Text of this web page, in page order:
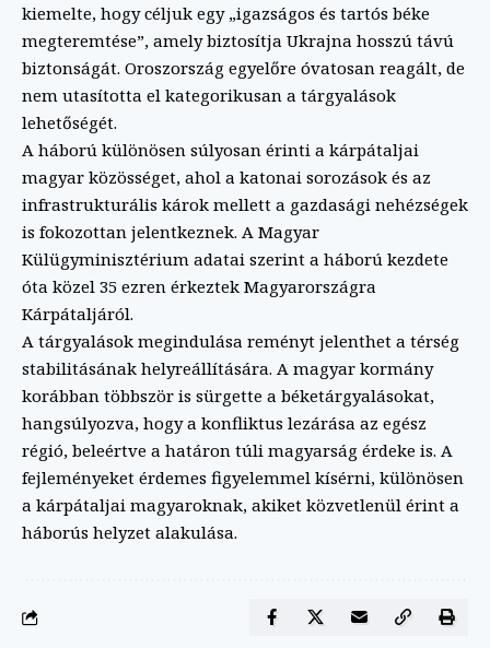
kiemelte, hogy céljuk egy „igazságos és tartós béke
megteremtése”, amely biztosítja Ukrajna hosszú távú
biztonságát. Oroszország egyelőre óvatosan reagált, de
nem utasította el kategorikusan a tárgyalások
lehetőségét.
A háború különösen súlyosan érinti a kárpátaljai
magyar közösséget, ahol a katonai sorozások és az
infrastrukturális károk mellett a gazdasági nehézségek
is fokozottan jelentkeznek. A Magyar
Külügyminisztérium adatai szerint a háború kezdete
óta közel 35 ezren érkeztek Magyarországra
Kárpátaljáról.
A tárgyalások megindulása reményt jelenthet a térség
stabilitásának helyreállítására. A magyar kormány
korábban többször is sürgette a béketárgyalásokat,
hangsúlyozva, hogy a konfliktus lezárása az egész
régió, beleértve a határon túli magyarság érdeke is. A
fejleményeket érdemes figyelemmel kísérni, különösen
a kárpátaljai magyaroknak, akiket közvetlenül érint a
háborús helyzet alakulása.